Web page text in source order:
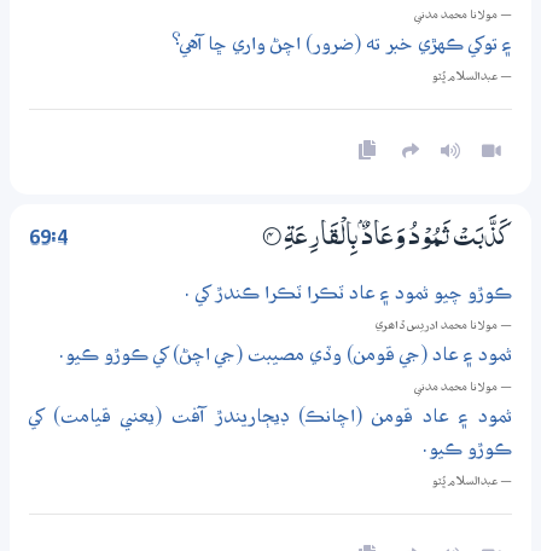
— مولانا محمد مدني
۽ توکي ڪهڙي خبر ته (ضرور) اچڻ واري ڇا آهي؟
— عبدالسلام ڀُٽو
69:4 كَذَّبَتْ ثَـمُوْدُ وَعَادٌۢ بِالْقَارِعَةِ 4‏۝
ڪوڙو چيو ثمود ۽ عاد ٽڪرا ٽڪرا ڪندڙ کي .
— مولانا محمد ادريس ڏاھري
ثمود ۽ عاد (جي قومن) وڏي مصيبت (جي اچڻ) کي ڪوڙو ڪيو.
— مولانا محمد مدني
ثمود ۽ عاد قومن (اچانڪ) ڊيڄاريندڙ آفت (يعني قيامت) کي
ڪوڙو ڪيو.
— عبدالسلام ڀُٽو